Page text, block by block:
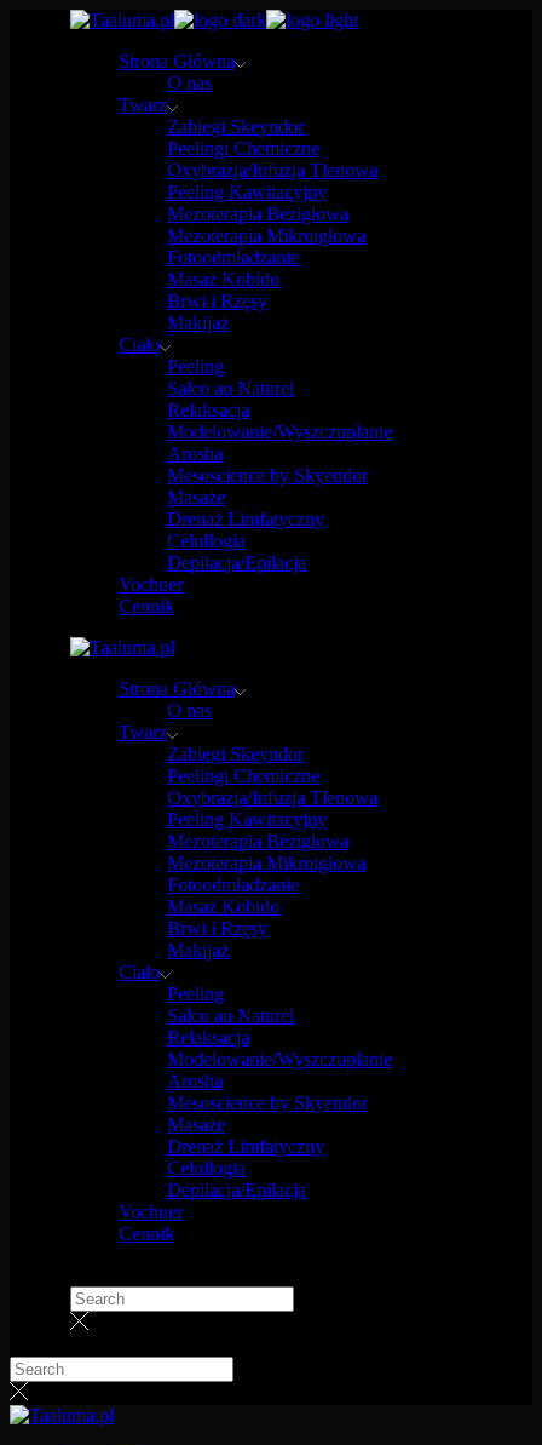
Strona Główna
O nas
Twarz
Zabiegi Skeyndor
Peelingi Chemiczne
Oxybrazja/Infuzja Tlenowa
Peeling Kawitacyjny
Mezoterapia Bezigłowa
Mezoterapia Mikroigłowa
Fotoodmładzanie
Masaż Kobido
Brwi i Rzęsy
Makijaż
Ciało
Peeling
Salco au Naturel
Relaksacja
Modelowanie/Wyszczuplanie
Arosha
Mesoscience by Skyendor
Masaże
Drenaż Limfatyczny
Celullogia
Depilacja/Epilacja
Vochuer
Cennik
Strona Główna
O nas
Twarz
Zabiegi Skeyndor
Peelingi Chemiczne
Oxybrazja/Infuzja Tlenowa
Peeling Kawitacyjny
Mezoterapia Bezigłowa
Mezoterapia Mikroigłowa
Fotoodmładzanie
Masaż Kobido
Brwi i Rzęsy
Makijaż
Ciało
Peeling
Salco au Naturel
Relaksacja
Modelowanie/Wyszczuplanie
Arosha
Mesoscience by Skyendor
Masaże
Drenaż Limfatyczny
Celullogia
Depilacja/Epilacja
Vochuer
Cennik